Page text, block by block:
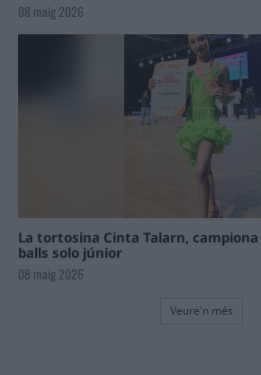
08 maig 2026
La tortosina Cinta Talarn, campiona
balls solo júnior
08 maig 2026
Veure'n més